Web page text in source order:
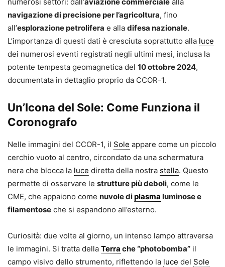
navigazione di precisione per l’agricoltura, fino
all’esplorazione petrolifera e alla difesa nazionale.
L’importanza di questi dati è cresciuta soprattutto alla luce
dei numerosi eventi registrati negli ultimi mesi, inclusa la
potente tempesta geomagnetica del 10 ottobre 2024,
documentata in dettaglio proprio da CCOR-1.
Un’Icona del Sole: Come Funziona il
Coronografo
Nelle immagini del CCOR-1, il Sole appare come un piccolo
cerchio vuoto al centro, circondato da una schermatura
nera che blocca la luce diretta della nostra stella. Questo
permette di osservare le strutture più deboli, come le
CME, che appaiono come nuvole diplasma luminose e
filamentose che si espandono all’esterno.
Curiosità: due volte al giorno, un intenso lampo attraversa
le immagini. Si tratta della Terra che “photobomba” il
campo visivo dello strumento, riflettendo la luce del Sole